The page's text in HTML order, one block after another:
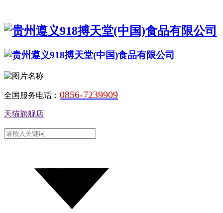
全国服务电话： 0856-7239909
天猫旗舰店